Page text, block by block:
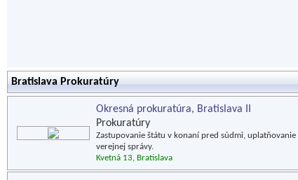
Bratislava Prokuratúry
Okresná prokuratúra, Bratislava II
Prokuratúry
Zastupovanie štátu v konaní pred súdmi,
verejnej správy.
Kvetná 13, Bratislava